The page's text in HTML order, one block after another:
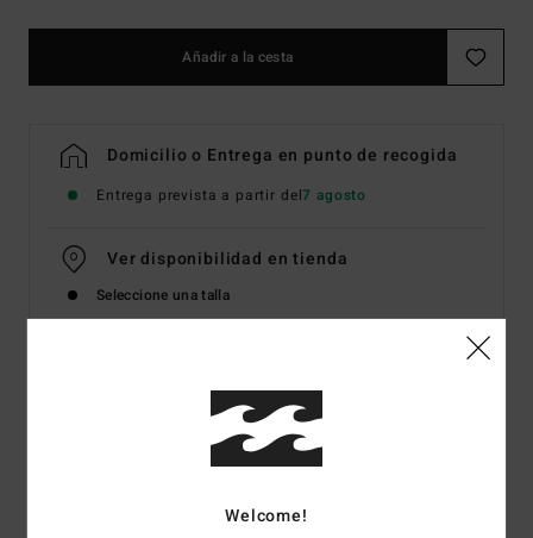
Añadir a la cesta
Domicilio o Entrega en punto de recogida
Entrega prevista a partir del7 agosto
Ver disponibilidad en tienda
Seleccione una talla
Detalles & características
Camiseta de manga corta Negro Hombre
Welcome!